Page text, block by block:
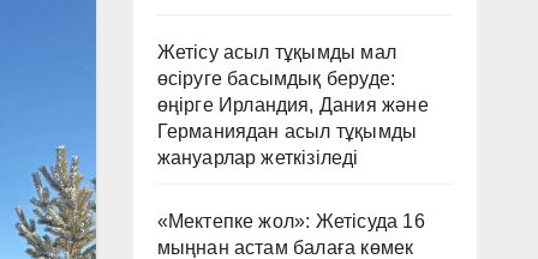
Жетісу асыл тұқымды мал
өсіруге басымдық беруде:
өңірге Ирландия, Дания және
Германиядан асыл тұқымды
жануарлар жеткізіледі
«Мектепке жол»: Жетісуда 16
мыңнан астам балаға көмек